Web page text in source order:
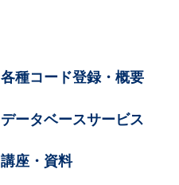
各種コード登録・概要
データベースサービス
講座・資料